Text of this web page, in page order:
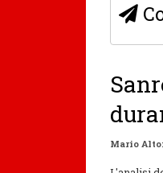
Mario